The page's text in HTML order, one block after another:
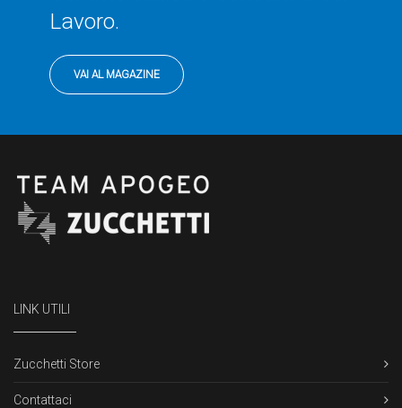
Lavoro.
VAI AL MAGAZINE
LINK UTILI
Zucchetti Store
Contattaci